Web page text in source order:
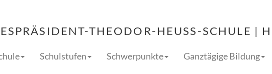
THEODOR-HEUSS-SCHULE |
Schulstufen Schwerpunkte Ganztägige Bildung